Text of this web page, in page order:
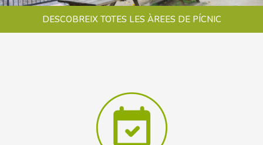
DESCOBREIX TOTES LES ÀREES DE PÍCNIC